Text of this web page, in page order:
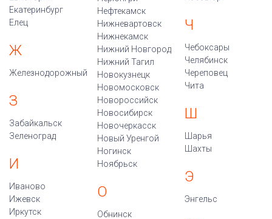
Екатеринбург
Елец
Ж
Железнодорожный
З
Забайкальск
Зеленоград
И
Иваново
Ижевск
Иркутск
Нефтекамск
Нижневартовск
Нижнекамск
Нижний Новгород
Нижний Тагил
Новокузнецк
Новомосковск
Новороссийск
Новосибирск
Новочеркасск
Новый Уренгой
Ногинск
Ноябрьск
О
Обнинск
Ч
Чебоксары
Челябинск
Череповец
Чита
Ш
Шарья
Шахты
Э
Энгельс